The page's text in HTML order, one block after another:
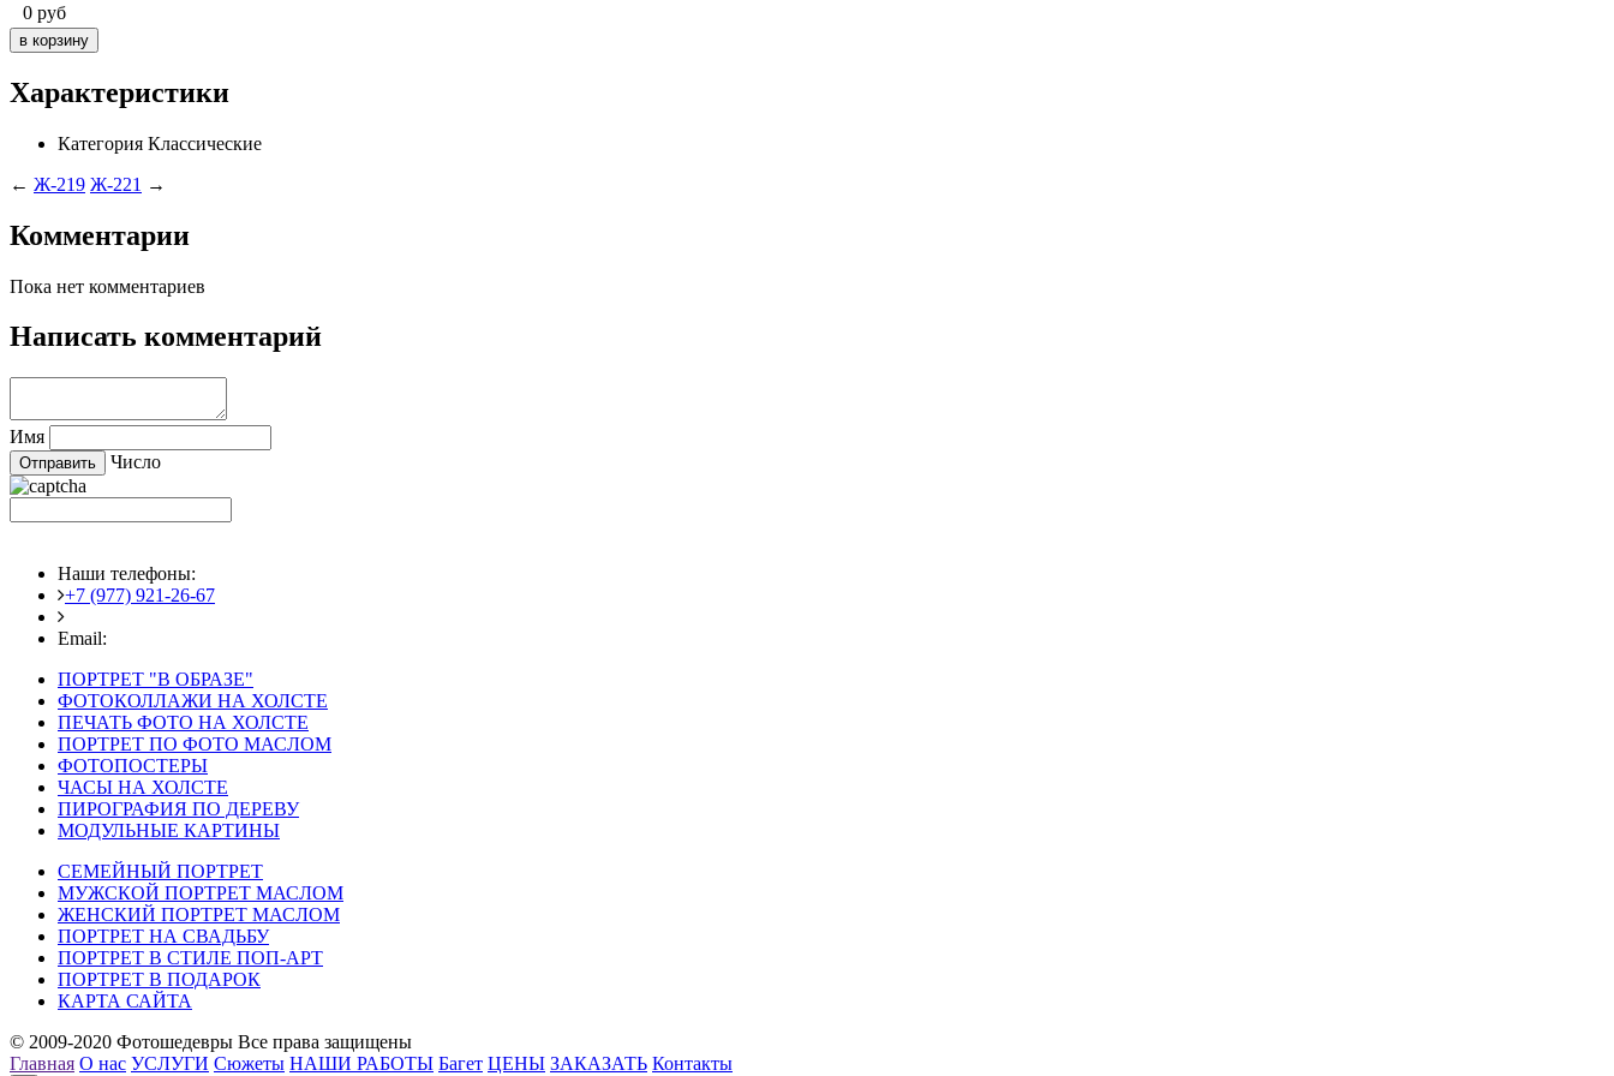
0 руб
Характеристики
Категория Классические
← Ж-219 Ж-221 →
Комментарии
Пока нет комментариев
Написать комментарий
Имя
Число
Наши телефоны:
+7 (977) 921-26-67
Email:
ПОРТРЕТ "В ОБРАЗЕ"
ФОТОКОЛЛАЖИ НА ХОЛСТЕ
ПЕЧАТЬ ФОТО НА ХОЛСТЕ
ПОРТРЕТ ПО ФОТО МАСЛОМ
ФОТОПОСТЕРЫ
ЧАСЫ НА ХОЛСТЕ
ПИРОГРАФИЯ ПО ДЕРЕВУ
МОДУЛЬНЫЕ КАРТИНЫ
СЕМЕЙНЫЙ ПОРТРЕТ
МУЖСКОЙ ПОРТРЕТ МАСЛОМ
ЖЕНСКИЙ ПОРТРЕТ МАСЛОМ
ПОРТРЕТ НА СВАДЬБУ
ПОРТРЕТ В СТИЛЕ ПОП-АРТ
ПОРТРЕТ В ПОДАРОК
КАРТА САЙТА
© 2009-2020 Фотошедевры Все права защищены
Главная О нас УСЛУГИ Сюжеты НАШИ РАБОТЫ Багет ЦЕНЫ ЗАКАЗАТЬ Контакты